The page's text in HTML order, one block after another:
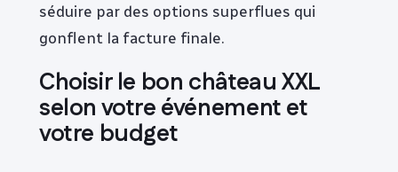
séduire par des options superflues qui
gonflent la facture finale.
Choisir le bon château XXL
selon votre événement et
votre budget